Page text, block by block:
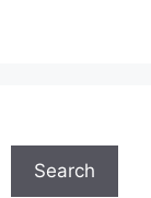
Search